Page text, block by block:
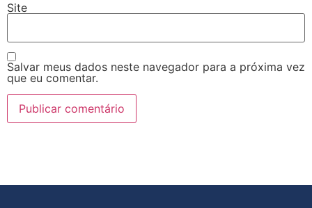
Site
Salvar meus dados neste navegador para a próxima vez
que eu comentar.